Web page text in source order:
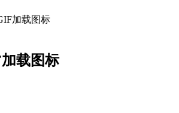
加载图标
载图标